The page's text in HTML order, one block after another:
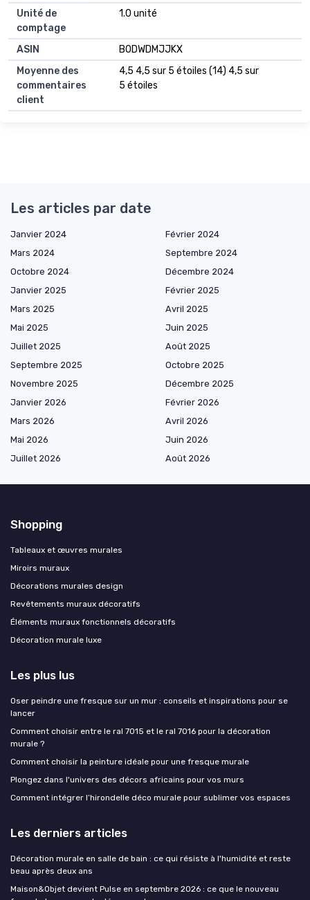
Unité de
comptage
1.0 unité
ASIN
B0DWDMJJKX
Moyenne des
commentaires
client
4,5 4,5 sur 5 étoiles (14) 4,5 sur
5 étoiles
Les articles par date
Janvier 2024
Février 2024
Mars 2024
Septembre 2024
Octobre 2024
Décembre 2024
Janvier 2025
Février 2025
Mars 2025
Avril 2025
Mai 2025
Juin 2025
Juillet 2025
Août 2025
Septembre 2025
Octobre 2025
Novembre 2025
Décembre 2025
Janvier 2026
Février 2026
Mars 2026
Avril 2026
Mai 2026
Juin 2026
Juillet 2026
Août 2026
Shopping
Tableaux et œuvres murales
Miroirs muraux
Décorations murales design
Revêtements muraux décoratifs
Éléments muraux fonctionnels décoratifs
Décoration murale luxe
Les plus lus
Oser peindre une fresque sur un mur : conseils et inspirations pour se
lancer
Comment choisir entre le ral 7015 et le ral 7016 pour la décoration
murale ?
Comment choisir la peinture idéale pour une fresque murale
Plongez dans l'univers des décors africains pour vos murs
Comment intégrer l’hirondelle déco murale pour sublimer vos espaces
Les derniers articles
Décoration murale en salle de bain : ce qui résiste à l'humidité et reste
beau après deux ans
Maison&Objet devient Pulse en septembre 2026 : ce que le nouveau